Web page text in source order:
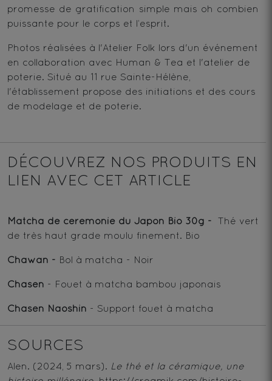
promesse de gratification simple mais oh combien
puissante pour le corps et l’esprit.
Photos réalisées à l'Atelier Folk lors d'un événement
en collaboration avec Human & Tea et l'atelier de
poterie. Situé au 11 rue Sainte-Hélène,
l'établissement propose des initiations et des cours
de modelage et de poterie.
DÉCOUVREZ NOS PRODUITS EN
LIEN AVEC CET ARTICLE
Matcha de ceremonie du Japon Bio 30g -
Thé vert
de très haut grade moulu finement. Bio
Chawan - Bol à matcha - Noir
Chasen - Fouet à matcha bambou japonais
Chasen Naoshin - Support fouet à matcha
SOURCES
Alen. (2024, 5 mars).
Le thé et la céramique, une